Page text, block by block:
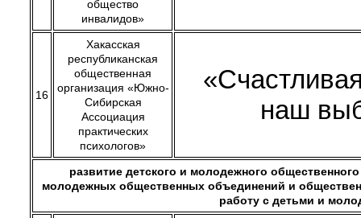
общество
инвалидов»
16
Хакасская
республиканская
общественная
организация «Южно-
Сибирская
Ассоциация
практических
психологов»
наш
развитие детского и молодежного
молодежных общественных объединений и
работу с детьми и